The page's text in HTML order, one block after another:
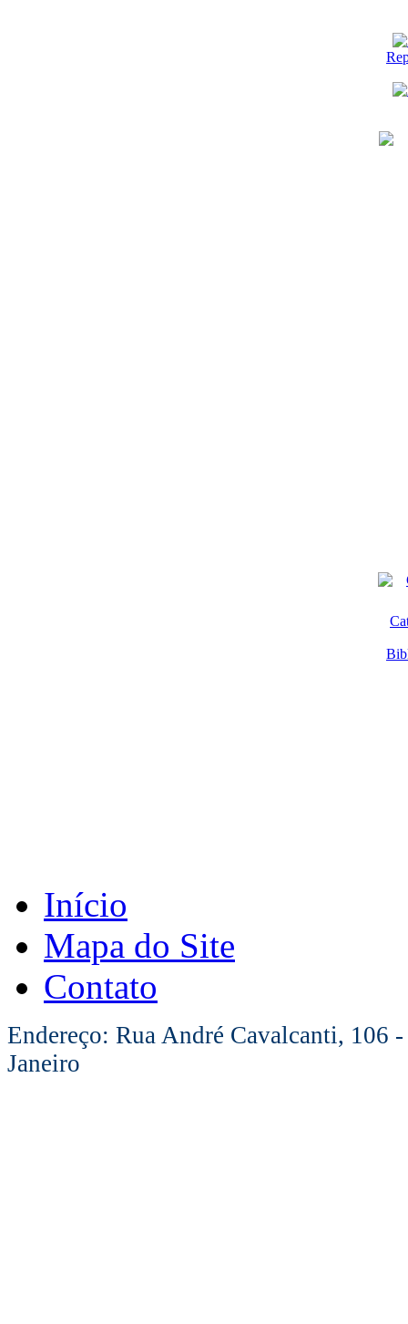
Início
Mapa do Site
Contato
Endereço: Rua André Cavalcanti, 106
Janeiro